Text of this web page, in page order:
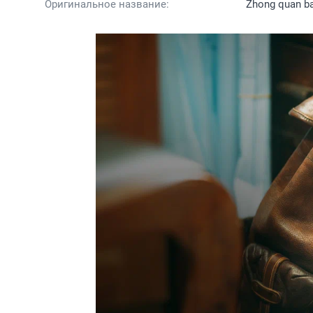
Оригинальное название: Zhong quan